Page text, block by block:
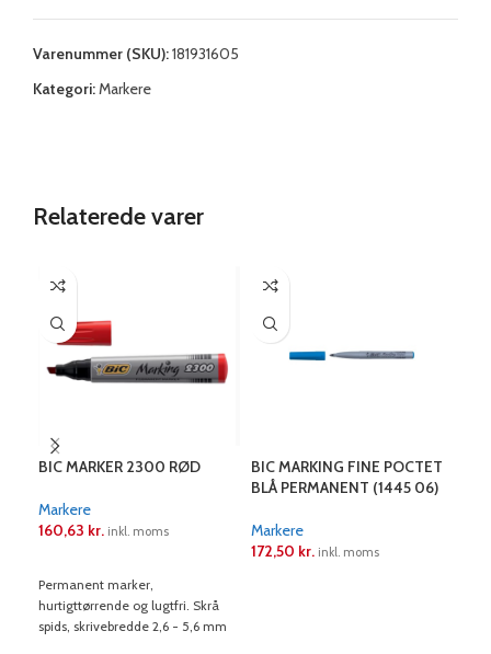
Varenummer (SKU):181931605
Kategori:Markere
Relaterede varer
BIC MARKER 2300 RØD
Markere
160,63 kr. inkl. moms
Permanent marker,
hurtigttørrende og lugtfri. Skrå
spids, skrivebredde 2,6 - 5,6 mm
BIC MARKING FINE POCTET
BLÅ PERMANENT (1445 06)
Markere
172,50 kr. inkl. moms